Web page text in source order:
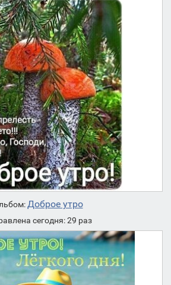
Доброе утро
сегодня: 29 раз